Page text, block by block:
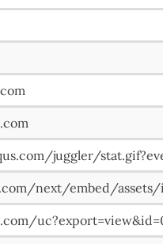
juggler/
next/embed/assets/